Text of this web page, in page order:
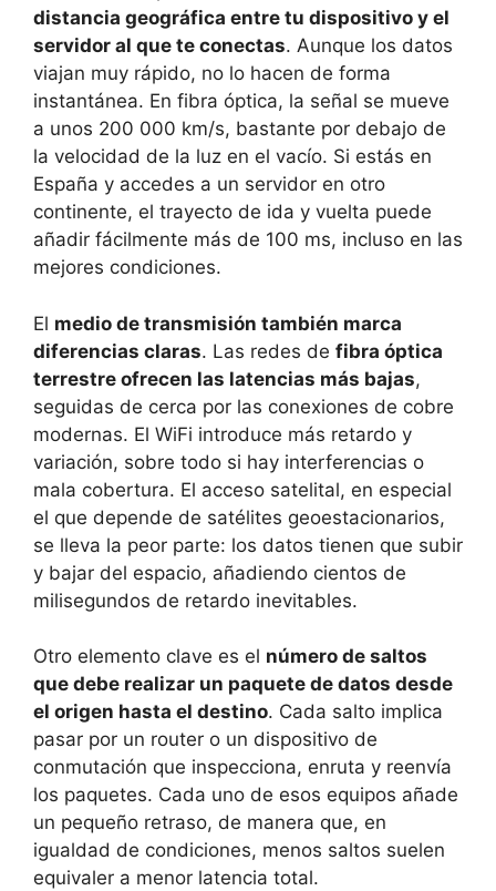
distancia geográfica entre tu dispositivo y el
servidor al que te conectas. Aunque los datos
viajan muy rápido, no lo hacen de forma
instantánea. En fibra óptica, la señal se mueve
a unos 200 000 km/s, bastante por debajo de
la velocidad de la luz en el vacío. Si estás en
España y accedes a un servidor en otro
continente, el trayecto de ida y vuelta puede
añadir fácilmente más de 100 ms, incluso en las
mejores condiciones.
El medio de transmisión también marca
diferencias claras. Las redes de fibra óptica
terrestre ofrecen las latencias más bajas,
seguidas de cerca por las conexiones de cobre
modernas. El WiFi introduce más retardo y
variación, sobre todo si hay interferencias o
mala cobertura. El acceso satelital, en especial
el que depende de satélites geoestacionarios,
se lleva la peor parte: los datos tienen que subir
y bajar del espacio, añadiendo cientos de
milisegundos de retardo inevitables.
Otro elemento clave es el número de saltos
que debe realizar un paquete de datos desde
el origen hasta el destino. Cada salto implica
pasar por un router o un dispositivo de
conmutación que inspecciona, enruta y reenvía
los paquetes. Cada uno de esos equipos añade
un pequeño retraso, de manera que, en
igualdad de condiciones, menos saltos suelen
equivaler a menor latencia total.